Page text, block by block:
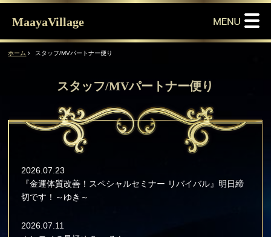
MaayaVillage
ホーム スタッフ/MVパートナー便り
スタッフ/MVパートナー便り
2026.07.23
『金運体質改善！スペシャルセミナー リバイバル』明日締
切です！～ゆき～
2026.07.11